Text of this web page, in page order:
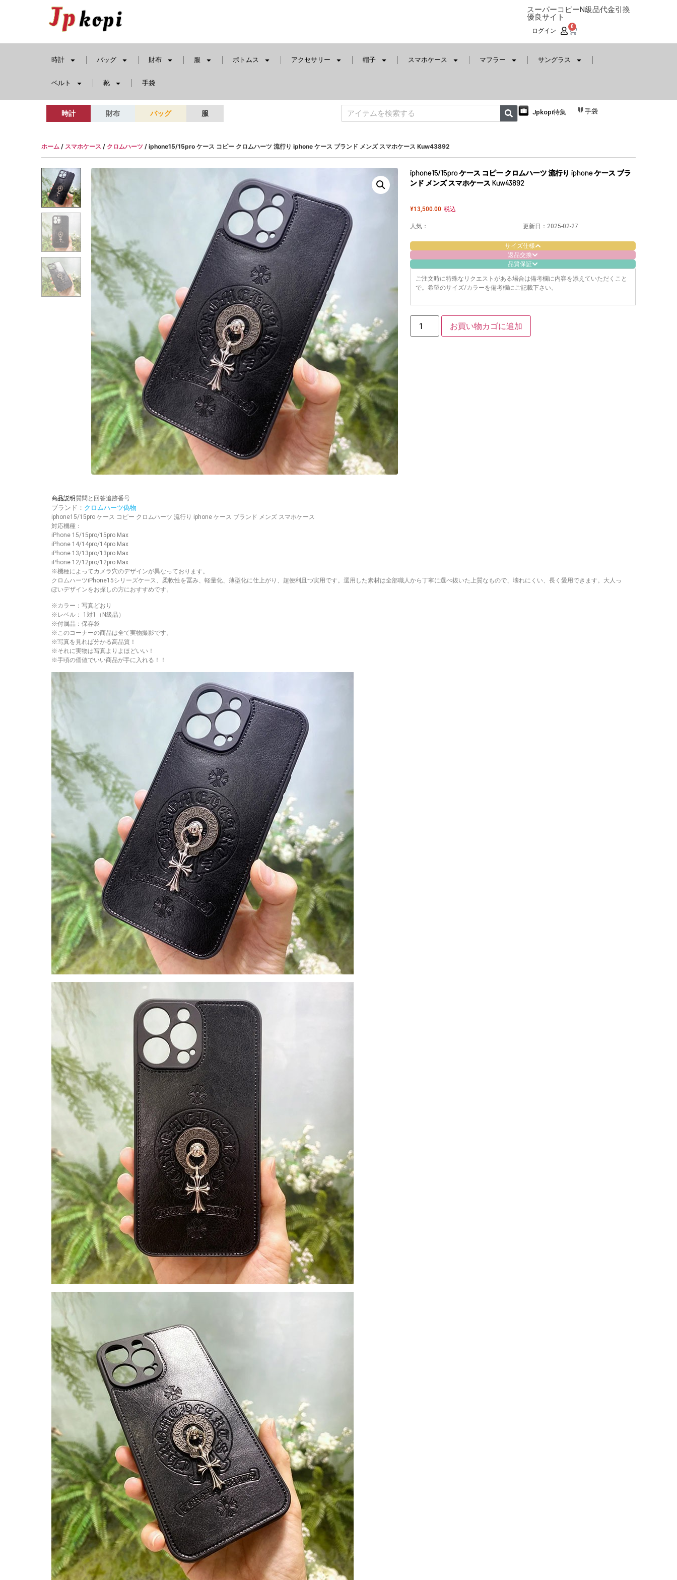
スーパーコピーN級品代金引換
優良サイト
ログイン
0
時計 バッグ 財布 服 ボトムス アクセサリー 帽子 スマホケース マフラー サングラス
ベルト 靴 手袋
時計 財布 バッグ 服 Jpkopi特集 手袋
ホーム / スマホケース / クロムハーツ / iphone15/15pro ケース コピー クロムハーツ 流行り iphone ケース ブランド メンズ スマホケース Kuw43892
iphone15/15pro ケース コピー クロムハーツ 流行り iphone ケース ブラ
ンド メンズ スマホケース Kuw43892
¥13,500.00 税込
人気： 更新日： 2025-02-27
サイズ仕様
返品交換
品質保証
ご注文時に特殊なリクエストがある場合は備考欄に内容を添えていただくこと
で。希望のサイズ/カラーを備考欄にご記載下さい。
お買い物カゴに追加
商品説明質問と回答追跡番号
ブランド： クロムハーツ偽物
iphone15/15pro ケース コピー クロムハーツ 流行り iphone ケース ブランド メンズ スマホケース
対応機種：
iPhone 15/15pro/15pro Max
iPhone 14/14pro/14pro Max
iPhone 13/13pro/13pro Max
iPhone 12/12pro/12pro Max
※機種によってカメラ穴のデザインが異なっております。
クロムハーツiPhone15シリーズケース、柔軟性を冨み、軽量化、薄型化に仕上がり、超便利且つ実用です。選用した素材は全部職人から丁寧に選べ抜いた上質なもので、壊れにくい、長く愛用できます。大人っ
ぽいデザインをお探しの方におすすめです。
※カラー：写真どおり
※レベル： 1対1（N級品）
※付属品：保存袋
※このコーナーの商品は全て実物撮影です。
※写真を見れば分かる高品質！
※それに実物は写真よりよほどいい！
※手頃の価値でいい商品が手に入れる！！